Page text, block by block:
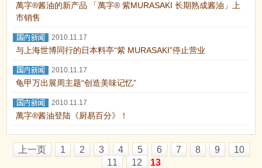
萬字®酱油的新产品 「萬字® 紫MURASAKI 长期熟成酱油」上
市销售
2010.11.17
与上海世博同行的日本料亭“紫 MURASAKI”停止营业
2010.11.17
龟甲万出展周主题“创造美味记忆”
2010.11.17
萬字®酱油登陆《厨易百分》！
上一页 1 2 3 4 5 6 7 8 9
10
11
12 13